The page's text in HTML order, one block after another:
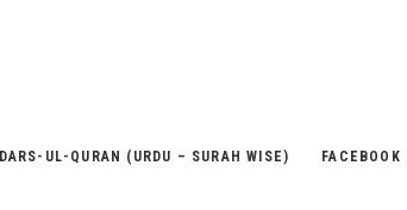
DARS-UL-QURAN (URDU – SURAH WISE)